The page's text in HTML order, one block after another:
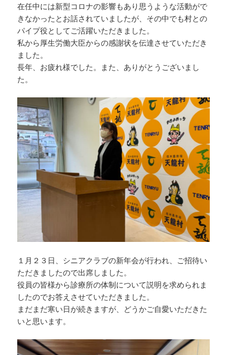
在任中には新型コロナの影響もあり思うような活動がで
きなかったとお話されていましたが、その中でも村との
パイプ役としてご活躍いただきました。
私から厚生労働大臣からの感謝状を伝達させていただき
ました。
長年、お疲れ様でした。また、ありがとうございまし
た。
１月２３日、シニアクラブの新年会が行われ、ご招待い
ただきましたので出席しました。
役員の皆様から診療所の体制について説明を求められま
したのでお答えさせていただきました。
まだまだ寒い日が続きますが、どうかご自愛いただきた
いと思います。